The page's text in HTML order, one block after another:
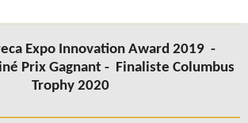
Expo Innovation Award 2019 -
Prix Gagnant - Finaliste Columbus
Trophy 2020